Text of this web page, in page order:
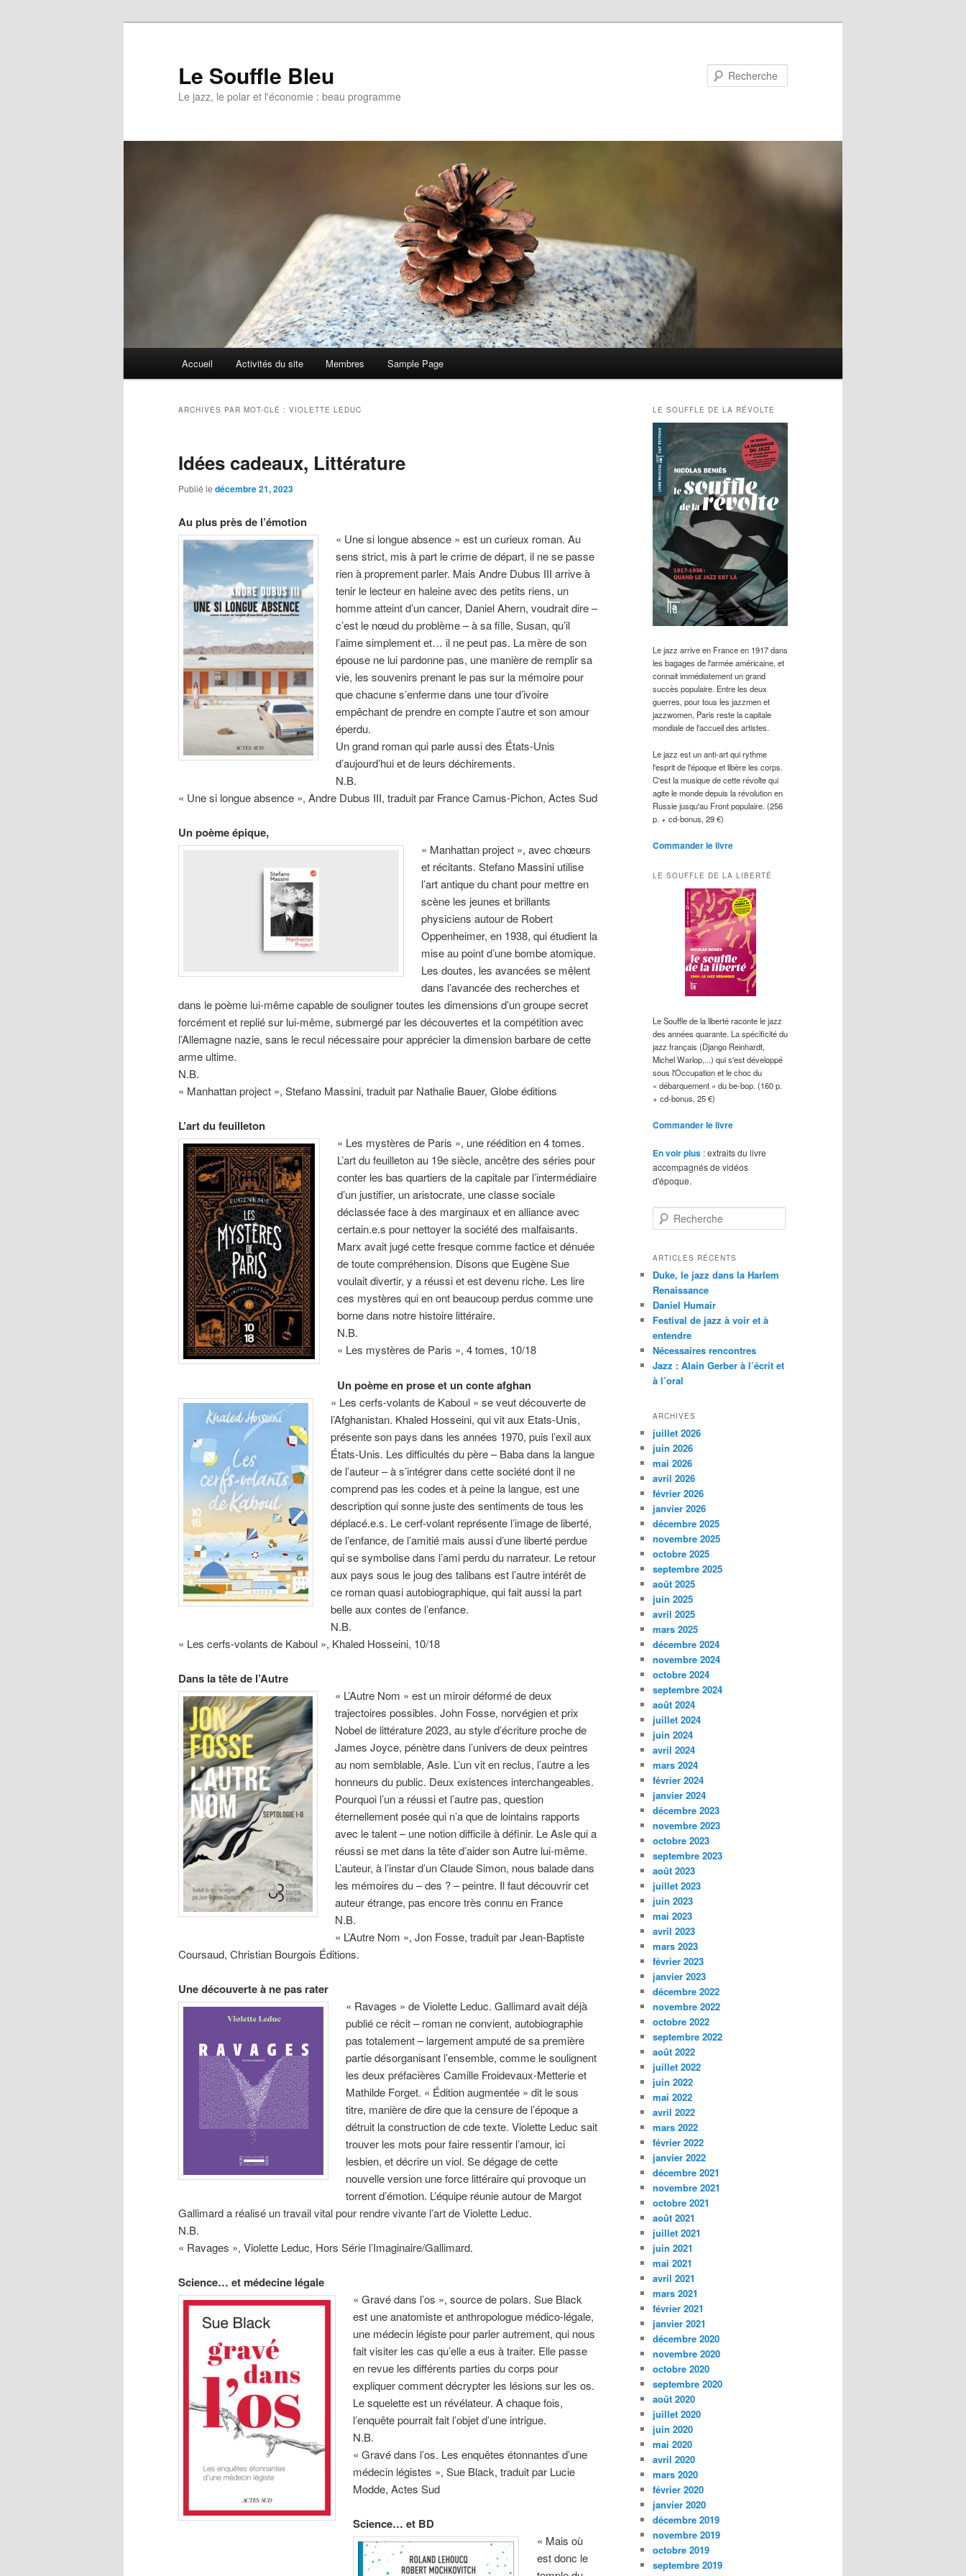
Le Souffle Bleu
Le jazz, le polar et l'économie : beau programme
Aller
principal
Aller
secondaire
Accueil Activités du site Membres Sample Page
ARCHIVES PAR MOT-CLÉ : VIOLETTE LEDUC
Idées cadeaux, Littérature
Publié le décembre 21, 2023
Au plus près de l’émotion
« Une si longue absence » est un curieux roman. Au
sens strict, mis à part le crime de départ, il ne se passe
rien à proprement parler. Mais Andre Dubus III arrive à
tenir le lecteur en haleine avec des petits riens, un
homme atteint d’un cancer, Daniel Ahern, voudrait dire –
c’est le nœud du problème – à sa fille, Susan, qu’il
l’aime simplement et… il ne peut pas. La mère de son
épouse ne lui pardonne pas, une manière de remplir sa
vie, les souvenirs prenant le pas sur la mémoire pour
que chacune s’enferme dans une tour d’ivoire
empêchant de prendre en compte l’autre et son amour
éperdu.
Un grand roman qui parle aussi des États-Unis
d’aujourd’hui et de leurs déchirements.
N.B.
« Une si longue absence », Andre Dubus III, traduit par France Camus-Pichon, Actes Sud
Un poème épique,
« Manhattan project », avec chœurs
et récitants. Stefano Massini utilise
l’art antique du chant pour mettre en
scène les jeunes et brillants
physiciens autour de Robert
Oppenheimer, en 1938, qui étudient la
mise au point d’une bombe atomique.
Les doutes, les avancées se mêlent
dans l’avancée des recherches et
dans le poème lui-même capable de souligner toutes les dimensions d’un groupe secret
forcément et replié sur lui-même, submergé par les découvertes et la compétition avec
l’Allemagne nazie, sans le recul nécessaire pour apprécier la dimension barbare de cette
arme ultime.
N.B.
« Manhattan project », Stefano Massini, traduit par Nathalie Bauer, Globe éditions
L’art du feuilleton
« Les mystères de Paris », une réédition en 4 tomes.
L’art du feuilleton au 19e siècle, ancêtre des séries pour
conter les bas quartiers de la capitale par l’intermédiaire
d’un justifier, un aristocrate, une classe sociale
déclassée face à des marginaux et en alliance avec
certain.e.s pour nettoyer la société des malfaisants.
Marx avait jugé cette fresque comme factice et dénuée
de toute compréhension. Disons que Eugène Sue
voulait divertir, y a réussi et est devenu riche. Les lire
ces mystères qui en ont beaucoup perdus comme une
borne dans notre histoire littéraire.
N.B.
« Les mystères de Paris », 4 tomes, 10/18
Un poème en prose et un conte afghan
« Les cerfs-volants de Kaboul » se veut découverte de
l’Afghanistan. Khaled Hosseini, qui vit aux Etats-Unis,
présente son pays dans les années 1970, puis l’exil aux
États-Unis. Les difficultés du père – Baba dans la langue
de l’auteur – à s’intégrer dans cette société dont il ne
comprend pas les codes et à peine la langue, est une
description qui sonne juste des sentiments de tous les
déplacé.e.s. Le cerf-volant représente l’image de liberté,
de l’enfance, de l’amitié mais aussi d’une liberté perdue
qui se symbolise dans l’ami perdu du narrateur. Le retour
aux pays sous le joug des talibans est l’autre intérêt de
ce roman quasi autobiographique, qui fait aussi la part
belle aux contes de l’enfance.
N.B.
« Les cerfs-volants de Kaboul », Khaled Hosseini, 10/18
Dans la tête de l’Autre
« L’Autre Nom » est un miroir déformé de deux
trajectoires possibles. John Fosse, norvégien et prix
Nobel de littérature 2023, au style d’écriture proche de
James Joyce, pénètre dans l’univers de deux peintres
au nom semblable, Asle. L’un vit en reclus, l’autre a les
honneurs du public. Deux existences interchangeables.
Pourquoi l’un a réussi et l’autre pas, question
éternellement posée qui n’a que de lointains rapports
avec le talent – une notion difficile à définir. Le Asle qui a
réussi se met dans la tête d’aider son Autre lui-même.
L’auteur, à l’instar d’un Claude Simon, nous balade dans
les mémoires du – des ? – peintre. Il faut découvrir cet
auteur étrange, pas encore très connu en France
N.B.
« L’Autre Nom », Jon Fosse, traduit par Jean-Baptiste
Coursaud, Christian Bourgois Éditions.
Une découverte à ne pas rater
« Ravages » de Violette Leduc. Gallimard avait déjà
publié ce récit – roman ne convient, autobiographie
pas totalement – largement amputé de sa première
partie désorganisant l’ensemble, comme le soulignent
les deux préfacières Camille Froidevaux-Metterie et
Mathilde Forget. « Édition augmentée » dit le sous
titre, manière de dire que la censure de l’époque a
détruit la construction de cde texte. Violette Leduc sait
trouver les mots pour faire ressentir l’amour, ici
lesbien, et décrire un viol. Se dégage de cette
nouvelle version une force littéraire qui provoque un
torrent d’émotion. L’équipe réunie autour de Margot
Gallimard a réalisé un travail vital pour rendre vivante l’art de Violette Leduc.
N.B.
« Ravages », Violette Leduc, Hors Série l’Imaginaire/Gallimard.
Science… et médecine légale
« Gravé dans l’os », source de polars. Sue Black
est une anatomiste et anthropologue médico-légale,
une médecin légiste pour parler autrement, qui nous
fait visiter les cas qu’elle a eus à traiter. Elle passe
en revue les différents parties du corps pour
expliquer comment décrypter les lésions sur les os.
Le squelette est un révélateur. A chaque fois,
l’enquête pourrait fait l’objet d’une intrigue.
N.B.
« Gravé dans l’os. Les enquêtes étonnantes d’une
médecin légistes », Sue Black, traduit par Lucie
Modde, Actes Sud
Science… et BD
« Mais où
est donc le
LE SOUFFLE DE LA RÉVOLTE
Le jazz arrive en France en 1917 dans
les bagages de l'armée américaine, et
connait immédiatement un grand
succès populaire. Entre les deux
guerres, pour tous les jazzmen et
jazzwomen, Paris reste la capitale
mondiale de l'accueil des artistes.
Le jazz est un anti-art qui rythme
l'esprit de l'époque et libère les corps.
C'est la musique de cette révolte qui
agite le monde depuis la révolution en
Russie jusqu'au Front populaire. (256
p. + cd-bonus, 29 €)
Commander le livre
LE SOUFFLE DE LA LIBERTÉ
Le Souffle de la liberté raconte le jazz
des années quarante. La spécificité du
jazz français (Django Reinhardt,
Michel Warlop,...) qui s'est développé
sous l'Occupation et le choc du
« débarquement » du be-bop. (160 p.
+ cd-bonus, 25 €)
Commander le livre
En voir plus : extraits du livre
accompagnés de vidéos
d'époque.
e
h
r
c
h
e
ARTICLES RÉCENTS
Duke, le jazz dans la Harlem
Renaissance
Daniel Humair
Festival de jazz à voir et à
entendre
Nécessaires rencontres
Jazz : Alain Gerber à l’écrit et
à l’oral
ARCHIVES
juillet 2026
juin 2026
mai 2026
avril 2026
février 2026
janvier 2026
décembre 2025
novembre 2025
octobre 2025
septembre 2025
août 2025
juin 2025
avril 2025
mars 2025
décembre 2024
novembre 2024
octobre 2024
septembre 2024
août 2024
juillet 2024
juin 2024
avril 2024
mars 2024
février 2024
janvier 2024
décembre 2023
novembre 2023
octobre 2023
septembre 2023
août 2023
juillet 2023
juin 2023
mai 2023
avril 2023
mars 2023
février 2023
janvier 2023
décembre 2022
novembre 2022
octobre 2022
septembre 2022
août 2022
juillet 2022
juin 2022
mai 2022
avril 2022
mars 2022
février 2022
janvier 2022
décembre 2021
novembre 2021
octobre 2021
août 2021
juillet 2021
juin 2021
mai 2021
avril 2021
mars 2021
février 2021
janvier 2021
décembre 2020
novembre 2020
octobre 2020
septembre 2020
août 2020
juillet 2020
juin 2020
mai 2020
avril 2020
mars 2020
février 2020
janvier 2020
décembre 2019
novembre 2019
octobre 2019
septembre 2019